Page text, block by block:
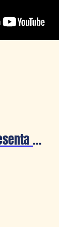
EA Sports F1 24 presenta el resumen de la Temporada 2024